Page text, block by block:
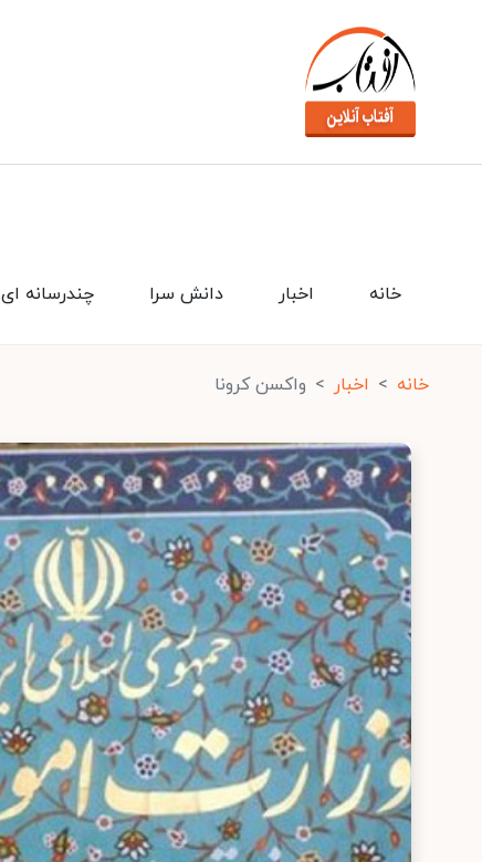
چندرسانه ای دانش سرا اخبار خانه
خانه اخبار واکسن کرونا